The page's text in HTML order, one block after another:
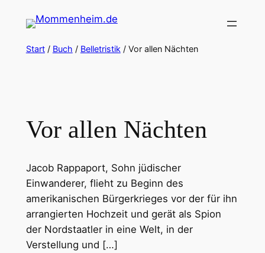
Inhalt
springen
Start/ Buch / Belletristik / Vor allen Nächten
Vor allen Nächten
Jacob Rappaport, Sohn jüdischer
Einwanderer, flieht zu Beginn des
amerikanischen Bürgerkrieges vor der für ihn
arrangierten Hochzeit und gerät als Spion
der Nordstaatler in eine Welt, in der
Verstellung und […]